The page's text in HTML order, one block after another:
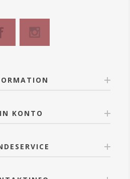
KONTO